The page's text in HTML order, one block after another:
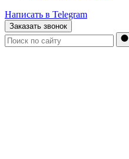
Написать в Telegram
Заказать звонок